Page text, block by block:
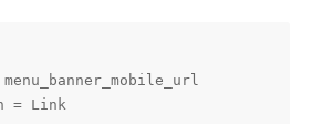
= Link